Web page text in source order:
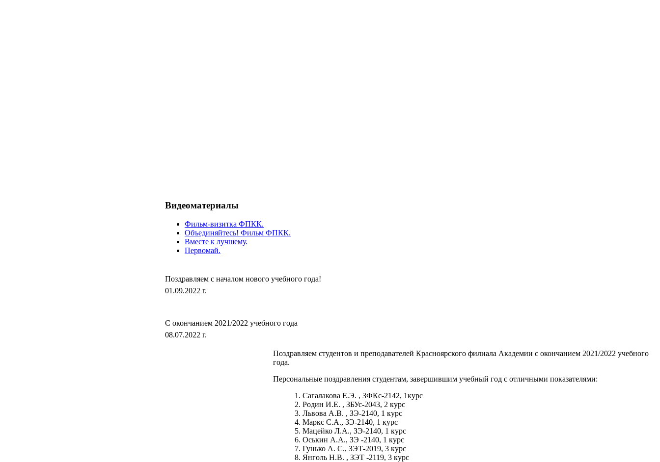
Видеоматериалы
Фильм-визитка ФПКК.
Объединяйтесь! Фильм ФПКК.
Вместе к лучшему.
Первомай.
Поздравляем с началом нового учебного года!
01.09.2022 г.
C окончанием 2021/2022 учебного года
08.07.2022 г.
Поздравляем студентов и преподавателей Красноярского филиала Академии с окончанием 2021/2022 учебного
года.
Персональные поздравления студентам, завершившим учебный год с отличными показателями:
Сагалакова Е.Э. , ЗФКс-2142, 1курс
Родин И.Е. , ЗБУс-2043, 2 курс
Львова А.В. , ЗЭ-2140, 1 курс
Маркс С.А., ЗЭ-2140, 1 курс
Мацейко Л.А., ЗЭ-2140, 1 курс
Оськин А.А., ЗЭ -2140, 1 курс
Гунько А. С., ЗЭТ-2019, 3 курс
Янголь Н.В. , ЗЭТ -2119, 3 курс